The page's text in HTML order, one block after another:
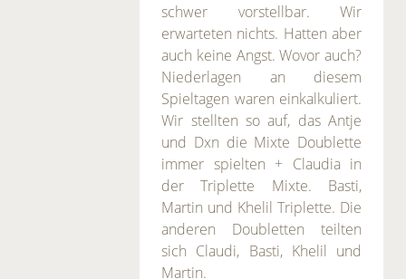
schwer vorstellbar. Wir
erwarteten nichts. Hatten aber
auch keine Angst. Wovor auch?
Niederlagen an diesem
Spieltagen waren einkalkuliert.
Wir stellten so auf, das Antje
und Dxn die Mixte Doublette
immer spielten + Claudia in
der Triplette Mixte. Basti,
Martin und Khelil Triplette. Die
anderen Doubletten teilten
sich Claudi, Basti, Khelil und
Martin.